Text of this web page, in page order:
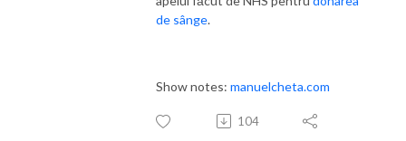
de sânge.
Show notes: manuelcheta.com
104